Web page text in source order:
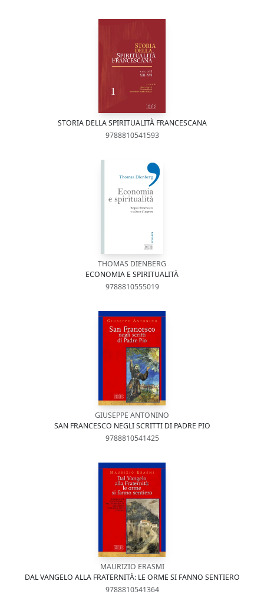
STORIA DELLA SPIRITUALITÀ FRANCESCANA
9788810541593
THOMAS DIENBERG
ECONOMIA E SPIRITUALITÀ
9788810555019
GIUSEPPE ANTONINO
SAN FRANCESCO NEGLI SCRITTI DI PADRE PIO
9788810541425
MAURIZIO ERASMI
DAL VANGELO ALLA FRATERNITÀ: LE ORME SI FANNO SENTIERO
9788810541364